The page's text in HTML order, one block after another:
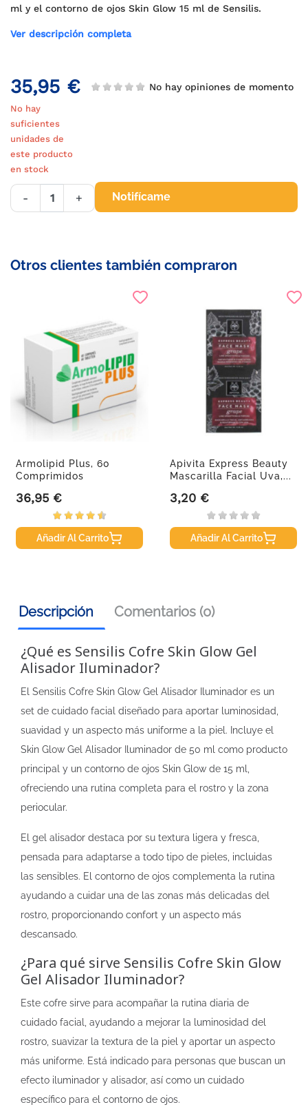
ml y el contorno de ojos Skin Glow 15 ml de Sensilis.
Ver descripción completa
35,95 € No hay opiniones de momento
No hay
suficientes
unidades de
este producto
en stock
- + Notifícame
Otros clientes también compraron
Armolipid Plus, 60
Comprimidos
Precio
36,95 €
Añadir Al Carrito
Apivita Express Beauty
Mascarilla Facial Uva,...
Precio
3,20 €
Añadir Al Carrito
Descripción Comentarios (0)
¿Qué es Sensilis Cofre Skin Glow Gel
Alisador Iluminador?
El Sensilis Cofre Skin Glow Gel Alisador Iluminador es un
set de cuidado facial diseñado para aportar luminosidad,
suavidad y un aspecto más uniforme a la piel. Incluye el
Skin Glow Gel Alisador Iluminador de 50 ml como producto
principal y un contorno de ojos Skin Glow de 15 ml,
ofreciendo una rutina completa para el rostro y la zona
periocular.
El gel alisador destaca por su textura ligera y fresca,
pensada para adaptarse a todo tipo de pieles, incluidas
las sensibles. El contorno de ojos complementa la rutina
ayudando a cuidar una de las zonas más delicadas del
rostro, proporcionando confort y un aspecto más
descansado.
¿Para qué sirve Sensilis Cofre Skin Glow
Gel Alisador Iluminador?
Este cofre sirve para acompañar la rutina diaria de
cuidado facial, ayudando a mejorar la luminosidad del
rostro, suavizar la textura de la piel y aportar un aspecto
más uniforme. Está indicado para personas que buscan un
efecto iluminador y alisador, así como un cuidado
específico para el contorno de ojos.